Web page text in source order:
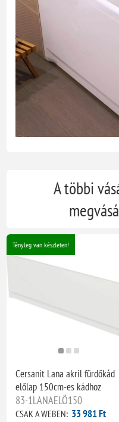
A többi
Tényleg van készleten!
Cersanit Lana akril fürdőkád
előlap 150cm-es kádhoz
83-1LANAELÖ150
CSAK A WEBEN: 33 981 Ft